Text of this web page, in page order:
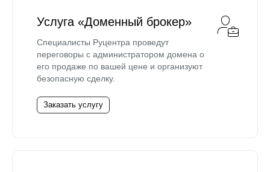
Услуга «Доменный брокер»
Специалисты Руцентра проведут
переговоры с администратором домена о
его продаже по вашей цене и организуют
безопасную сделку.
Заказать услугу